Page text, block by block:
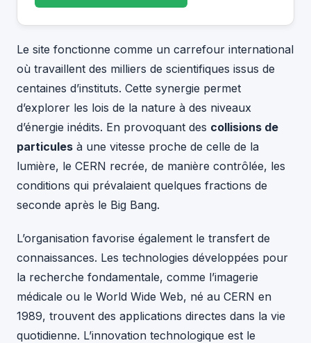
Le site fonctionne comme un carrefour international
où travaillent des milliers de scientifiques issus de
centaines d’instituts. Cette synergie permet
d’explorer les lois de la nature à des niveaux
d’énergie inédits. En provoquant des collisions de
particules à une vitesse proche de celle de la
lumière, le CERN recrée, de manière contrôlée, les
conditions qui prévalaient quelques fractions de
seconde après le Big Bang.
L’organisation favorise également le transfert de
connaissances. Les technologies développées pour
la recherche fondamentale, comme l’imagerie
médicale ou le World Wide Web, né au CERN en
1989, trouvent des applications directes dans la vie
quotidienne. L’innovation technologique est le